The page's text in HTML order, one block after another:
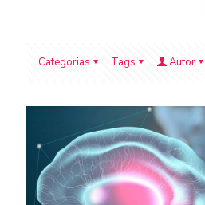
Categorias Tags Autor